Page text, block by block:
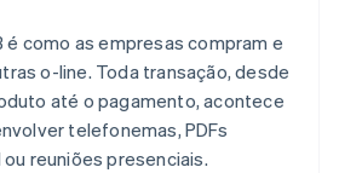
é como as empresas compram e
o-line. Toda transação, desde
até o pagamento, acontece
telefonemas, PDFs
reuniões presenciais.